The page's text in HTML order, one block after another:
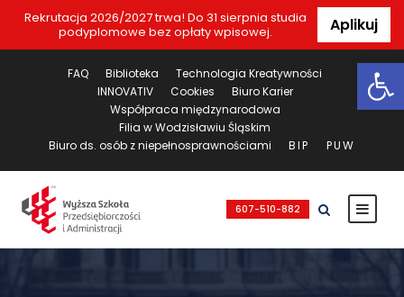
Rekrutacja 2026/2027 trwa! Do 31 sierpnia studia
podyplomowe bez opłaty wpisowej.
Aplikuj
FAQ Biblioteka
Technologia Kreatywności
INNOVATIV
Cookies
Biuro Karier
Współpraca międzynarodowa
Filia w Wodzisławiu Śląskim
Biuro ds. osób z niepełnosprawnościami
BIP PUW
607-510-882